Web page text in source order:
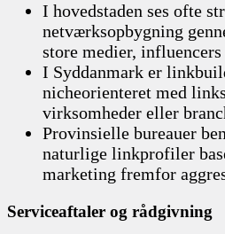
I hovedstaden ses ofte
netværksopbygning
store medier,
I Syddanmark er
nicheorienteret med
virksomheder eller
Provinsielle bureauer
naturlige linkprofiler
marketing fremfor
Serviceaftaler og rådgivning